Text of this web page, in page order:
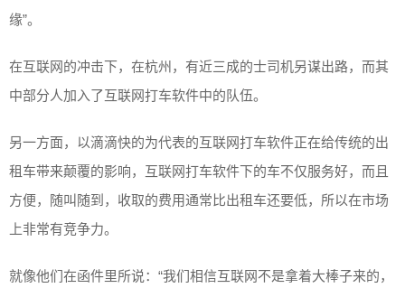
缘”。
在互联网的冲击下，在杭州，有近三成的士司机另谋出路，而其
中部分人加入了互联网打车软件中的队伍。
另一方面，以滴滴快的为代表的互联网打车软件正在给传统的出
租车带来颠覆的影响，互联网打车软件下的车不仅服务好，而且
方便，随叫随到，收取的费用通常比出租车还要低，所以在市场
上非常有竞争力。
就像他们在函件里所说：“我们相信互联网不是拿着大棒子来的，